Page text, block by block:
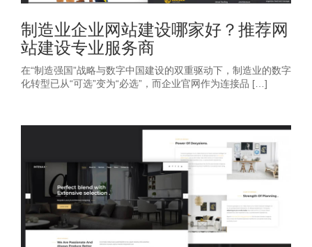
制造业企业网站建设哪家好？推荐网
站建设专业服务商
在“制造强国”战略与数字中国建设的双重驱动下，制造业的数字
化转型已从“可选”变为“必选”，而企业官网作为连接品 […]